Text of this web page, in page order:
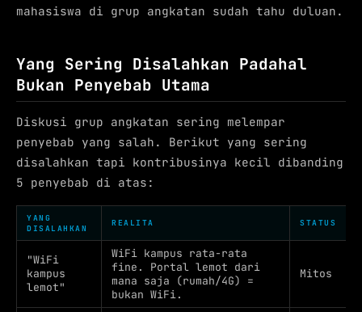
mahasiswa di grup angkatan sudah tahu duluan.
Yang Sering Disalahkan Padahal
Bukan Penyebab Utama
Diskusi grup angkatan sering melempar
penyebab yang salah. Berikut yang sering
disalahkan tapi kontribusinya kecil dibanding
5 penyebab di atas:
YANG
DISALAHKAN
REALITA STATUS
"WiFi
kampus
lemot"
WiFi kampus rata-rata
fine. Portal lemot dari
mana saja (rumah/4G) =
bukan WiFi.
Mitos